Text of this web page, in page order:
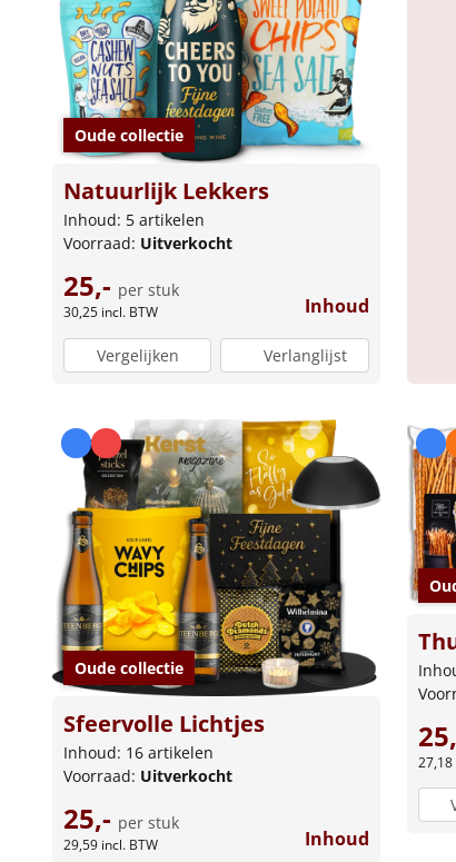
Oude collectie
Natuurlijk Lekkers
Inhoud: 5 artikelen
Voorraad: Uitverkocht
25,- per stuk
30,25 incl. BTW Inhoud
Vergelijken Verlanglijst
Oude collectie
Sfeervolle Lichtjes
Inhoud: 16 artikelen
Voorraad: Uitverkocht
25,- per stuk
29,59 incl. BTW Inhoud
27,18